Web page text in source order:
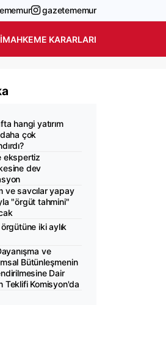
gazetememur
MAHKEME KARARLARI
hangi yatırım
çok
ekspertiz
dev
ve savcılar yapay
"örgüt tahmini"
iki aylık
ve
Bütünleşmenin
Dair
Teklifi Komisyon'da